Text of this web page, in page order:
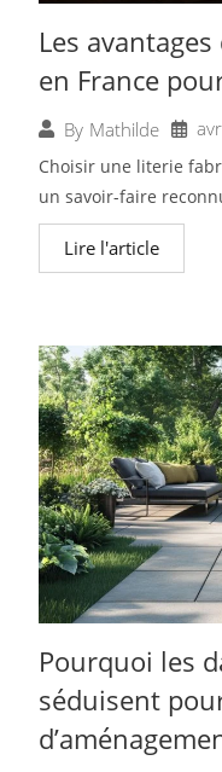
Les
en France
By Mathilde
Choisir une literie
un savoir-faire
Lire l'article
Pourquoi les
séduisent